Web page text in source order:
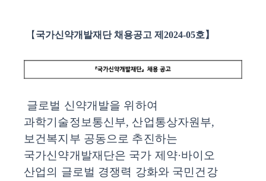
【 국가신약개발재단 채용공고 제 2024-05호 】
글로벌 신약개발을 위하여
과학기술정보통신부, 산업통상자원부,
보건복지부 공동으로 추진하는
국가신약개발재단은 국가 제약·바이오
산업의 글로벌 경쟁력 강화와 국민건강